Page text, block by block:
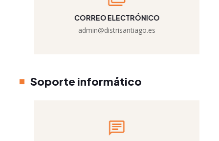
CORREO ELECTRÓNICO
admin@distrisantiago.es
Soporte informático